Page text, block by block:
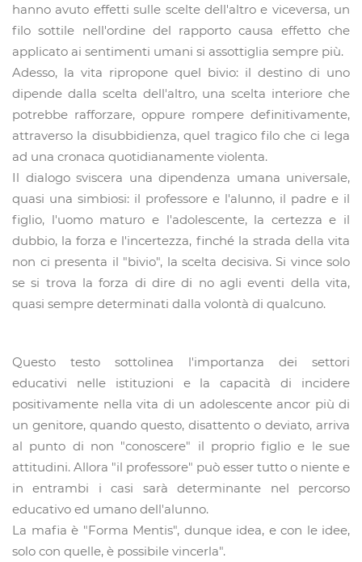
hanno avuto effetti sulle scelte dell'altro e viceversa, un
filo sottile nell'ordine del rapporto causa effetto che
applicato ai sentimenti umani si assottiglia sempre più.
Adesso, la vita ripropone quel bivio: il destino di uno
dipende dalla scelta dell'altro, una scelta interiore che
potrebbe rafforzare, oppure rompere definitivamente,
attraverso la disubbidienza, quel tragico filo che ci lega
ad una cronaca quotidianamente violenta.
Il dialogo sviscera una dipendenza umana universale,
quasi una simbiosi: il professore e l'alunno, il padre e il
figlio, l'uomo maturo e l'adolescente, la certezza e il
dubbio, la forza e l'incertezza, finché la strada della vita
non ci presenta il "bivio", la scelta decisiva. Si vince solo
se si trova la forza di dire di no agli eventi della vita,
quasi sempre determinati dalla volontà di qualcuno.
Questo testo sottolinea l'importanza dei settori
educativi nelle istituzioni e la capacità di incidere
positivamente nella vita di un adolescente ancor più di
un genitore, quando questo, disattento o deviato, arriva
al punto di non "conoscere" il proprio figlio e le sue
attitudini. Allora "il professore" può esser tutto o niente e
in entrambi i casi sarà determinante nel percorso
educativo ed umano dell'alunno.
La mafia è "Forma Mentis", dunque idea, e con le idee,
solo con quelle, è possibile vincerla".